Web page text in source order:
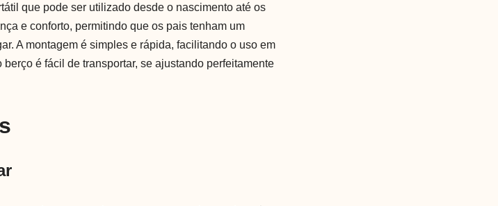
que pode ser utilizado desde o nascimento até os
e conforto, permitindo que os pais tenham um
A montagem é simples e rápida, facilitando o uso em
é fácil de transportar, se ajustando perfeitamente